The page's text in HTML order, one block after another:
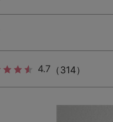
4.7 （314）